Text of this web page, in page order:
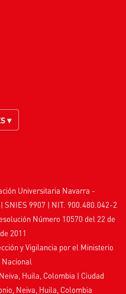
▾
Universitaria Navarra -
| SNIES 9907 | NIT. 900.480.042-2
Número 10570 del 22 de
2011
y Vigilancia por el Ministerio
Nacional
Huila, Colombia | Ciudad
Neiva, Huila, Colombia